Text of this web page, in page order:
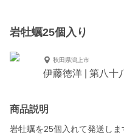
岩牡蠣25個入り
秋田県潟上市
伊藤徳洋 | 第八十
商品説明
岩牡蠣を25個入れて発送しま